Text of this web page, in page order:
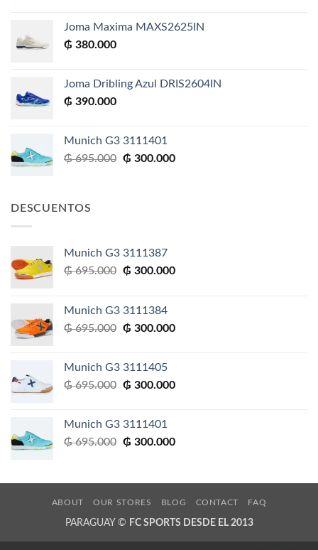
era:
es:
Joma Maxima MAXS2625IN
₲ 380.000
Joma Dribling Azul DRIS2604IN
₲ 390.000
Munich G3 3111401
₲695.000 El
₲ 300.000El
DESCUENTOS
Munich G3 3111387
₲695.000 El
era:
₲ 695.000.
₲ 300.000El
₲ 300.000.
Munich G3 3111384
₲695.000 El
era:
₲ 695.000.
₲ 300.000El
₲ 300.000.
Munich G3 3111405
₲695.000 El
era:
₲ 695.000.
₲ 300.000El
₲ 300.000.
Munich G3 3111401
₲695.000 El
era:
₲ 695.000.
₲ 300.000El
es:
₲ 300.000.
ABOUT OUR STORES BLOG CONTACT FAQ
PARAGUAY © FC SPORTS DESDE EL 2013